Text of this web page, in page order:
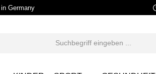
Germany